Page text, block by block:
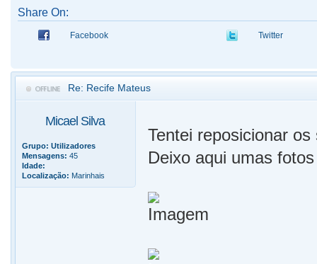
Share On:
Facebook Twitter
Re: Recife Mateus
Micael Silva
Grupo: Utilizadores
Mensagens: 45
Idade:
Localização: Marinhais
Tentei reposicionar
Deixo aqui umas